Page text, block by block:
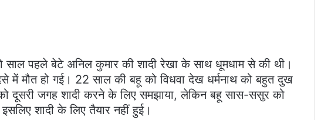
साल पहले बेटे अनिल कुमार की शादी रेखा के साथ धूमधाम से की थी।
में मौत हो गई। 22 साल की बहू को विधवा देख धर्मनाथ को बहुत दुख
को दूसरी जगह शादी करने के लिए समझाया, लेकिन बहू सास-ससुर को
शादी के लिए तैयार नहीं हुई।